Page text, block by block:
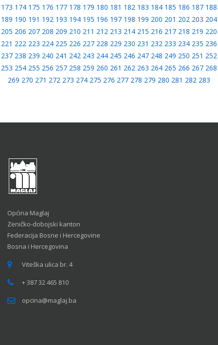
173 174 175 176 177 178 179 180 181 182 183 184 185 186 187 188
189 190 191 192 193 194 195 196 197 198 199 200 201 202 203 204
205 206 207 208 209 210 211 212 213 214 215 216 217 218 219 220
221 222 223 224 225 226 227 228 229 230 231 232 233 234 235 236
237 238 239 240 241 242 243 244 245 246 247 248 249 250 251 252
253 254 255 256 257 258 259 260 261 262 263 264 265 266 267 268
269 270 271 272 273 274 275 276 277 278 279 280 281 282 283
Općina Maglaj
Zeničko-dobojski kanton
Federacija Bosne i Hercegovine
Bosna i Hercegovina
Viteška ulica br. 4
+ 387 32 465 810
opcina@maglaj.ba